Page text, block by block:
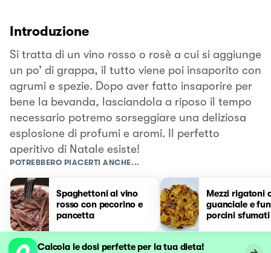
Introduzione
Si tratta di un vino rosso o rosè a cui si aggiunge
un po’ di grappa, il tutto viene poi insaporito con
agrumi e spezie. Dopo aver fatto insaporire per
bene la bevanda, lasciandola a riposo il tempo
necessario potremo sorseggiare una deliziosa
esplosione di profumi e aromi. Il perfetto
aperitivo di Natale esiste!
POTREBBERO PIACERTI ANCHE...
Spaghettoni al vino
rosso con pecorino e
pancetta
Mezzi rigatoni
guanciale e
porcini
Calcola le dosi perfette per la tua dieta!